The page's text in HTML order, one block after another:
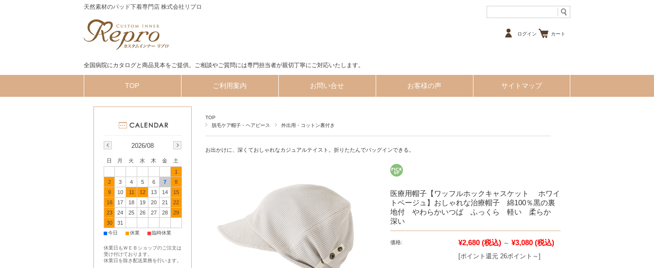
天然素材のパッド下着専門店 株式会社リプロ
全国病院にカタログと商品見本をご提供。ご相談やご質問には専門担当者が親切丁寧にご対応いたします。
ログイン カート
TOP ご利用案内 お問い合せ お客様の声 サイトマップ
TOP
脱毛ケア帽子・ヘアピース
外出用・コットン裏付き
お出かけに、深くておしゃれなカジュアルテイスト。折りたたんでバッグインできる。
医療用帽子【ワッフルホックキャスケット ホワイ
トベージュ】おしゃれな治療帽子 綿100％黒の裏
地付 やわらかいつば ふっくら 軽い 柔らか
深い
価格: ¥2,680 (税込) ～ ¥3,080 (税込)
[ポイント還元 26ポイント～]
2026/08
日 月 火 水 木 金
土
1
2
3 4 5 6 7
8
9
10 11 12 13 14
15
16
17 18 19 20 21
22
23
24 25 26 27 28
29
30
31
■今日 ■休業 ■臨時休業
休業日もＷＥＢショップのご注文は
受け付けております。
休業日を除き配送業務を行います。